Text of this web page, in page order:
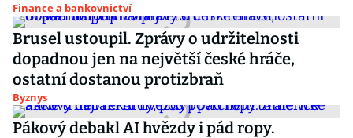
Finance a bankovnictví
Brusel ustoupil. Zprávy o udržitelnosti
dopadnou jen na největší české hráče,
ostatní dostanou protizbraň
Byznys
Pákový debakl AI hvězdy i pád ropy.